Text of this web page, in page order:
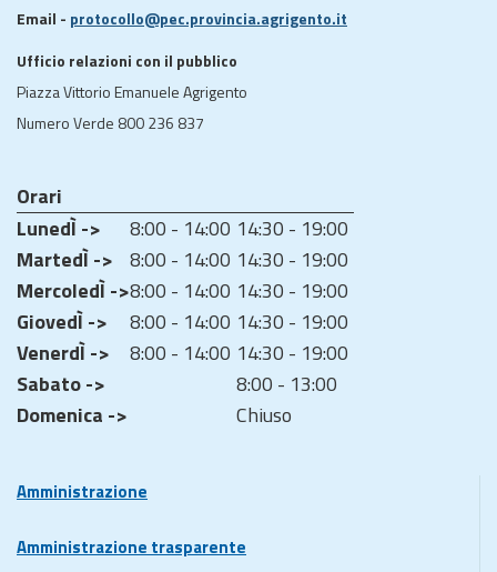
Email - protocollo@pec.provincia.agrigento.it
Ufficio relazioni con il pubblico
Piazza Vittorio Emanuele Agrigento
Numero Verde 800 236 837
Orari
LunedÌ ->
8:00 - 14:00 14:30 - 19:00
MartedÌ -> 8:00 - 14:00 14:30 - 19:00
MercoledÌ ->8:00 - 14:00 14:30 - 19:00
GiovedÌ ->
8:00 - 14:00 14:30 - 19:00
VenerdÌ ->
8:00 - 14:00 14:30 - 19:00
Sabato ->
8:00 - 13:00
Domenica ->
Chiuso
Amministrazione
Amministrazione trasparente